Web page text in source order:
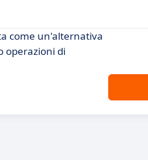
come un'alternativa
operazioni di